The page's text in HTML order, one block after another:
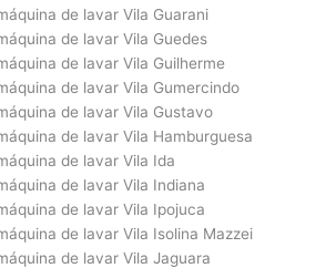
de lavar Vila Guarani
de lavar Vila Guedes
de lavar Vila Guilherme
de lavar Vila Gumercindo
de lavar Vila Gustavo
de lavar Vila Hamburguesa
de lavar Vila Ida
de lavar Vila Indiana
de lavar Vila Ipojuca
de lavar Vila Isolina Mazzei
de lavar Vila Jaguara